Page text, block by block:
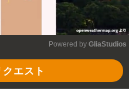
Powered by GliaStudios
エスト